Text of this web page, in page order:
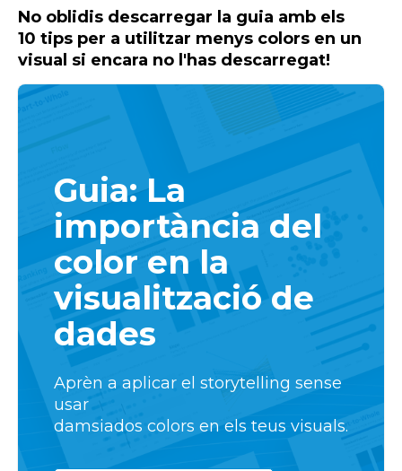
No oblidis descarregar la guia amb els
10 tips per a utilitzar menys colors en un
visual si encara no l'has descarregat!
Guia: La
importància del
color en la
visualització de
dades
Aprèn a aplicar el storytelling sense
usar
damsiados colors en els teus visuals.